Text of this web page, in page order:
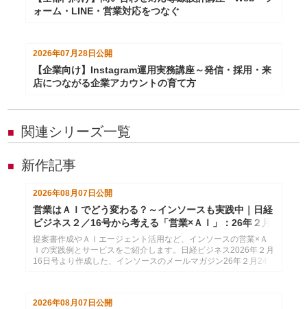
ォーム・LINE・営業対応をつなぐ
2026年07月28日 公開
【企業向け】Instagram運用実務講座～発信・採用・来
店につながる企業アカウントの育て方
■ 関連シリーズ一覧
■ 新作記事
2026年08月07日公開
営業はＡＩでどう変わる？～インソースも実践中｜日経
ビジネス２／16号から考える「営業×ＡＩ」：26年２月
24日配信
提案書作成やＡＩエージェント活用など、インソースの営業×Ａ
Ｉの実践例とサービスをご紹介します。日経ビジネス2026年２月
16日号より作成した、インソースのメールマガジン26年２月24
2026年08月07日 公開